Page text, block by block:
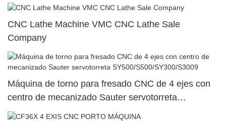
CNC Lathe Machine VMC CNC Lathe Sale
Company
Máquina de torno para fresado CNC de 4 ejes con
centro de mecanizado Sauter servotorreta
SY500/S500/SY300/S3009